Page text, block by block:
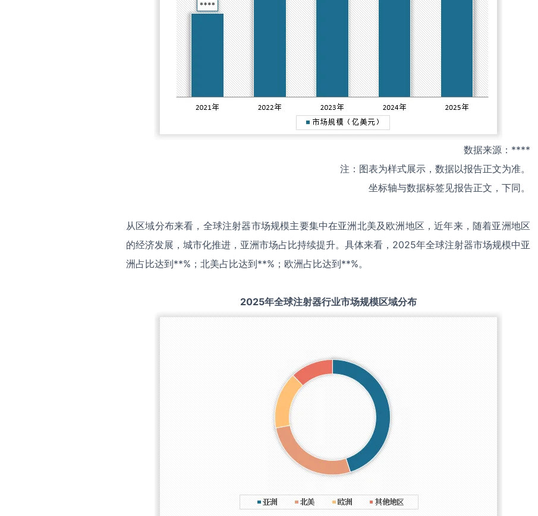
数据来源：****
注：图表为样式展示，数据以报告正文为准。
坐标轴与数据标签见报告正文，下同。
从区域分布来看，全球注射器市场规模主要集中在亚洲北美及欧洲地区，近年来，随着亚洲地区
的经济发展，城市化推进，亚洲市场占比持续提升。具体来看，2025年全球注射器市场规模中亚
洲占比达到**%；北美占比达到**%；欧洲占比达到**%。
2025年全球注射器行业市场规模区域分布